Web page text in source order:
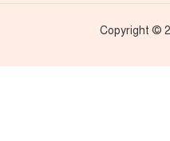
Copyright ©